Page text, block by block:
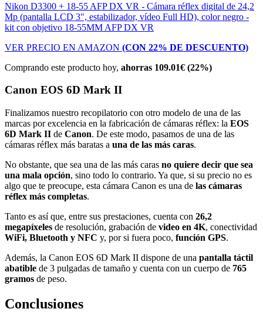
Nikon D3300 + 18-55 AFP DX VR - Cámara réflex digital de 24,2
Mp (pantalla LCD 3", estabilizador, vídeo Full HD), color negro -
kit con objetivo 18-55MM AFP DX VR
VER PRECIO EN AMAZON (CON 22% DE DESCUENTO)
Comprando este producto hoy, ahorras 109.01€ (22%)
Canon EOS 6D Mark II
Finalizamos nuestro recopilatorio con otro modelo de una de las
marcas por excelencia en la fabricación de cámaras réflex: la EOS
6D Mark II de Canon. De este modo, pasamos de una de las
cámaras réflex más baratas a una de las más caras.
No obstante, que sea una de las más caras no quiere decir que sea
una mala opción, sino todo lo contrario. Ya que, si su precio no es
algo que te preocupe, esta cámara Canon es una de las cámaras
réflex más completas.
Tanto es así que, entre sus prestaciones, cuenta con 26,2
megapíxeles de resolución, grabación de video en 4K, conectividad
WiFi, Bluetooth y NFC y, por si fuera poco, función GPS.
Además, la Canon EOS 6D Mark II dispone de una pantalla táctil
abatible de 3 pulgadas de tamaño y cuenta con un cuerpo de 765
gramos de peso.
Conclusiones